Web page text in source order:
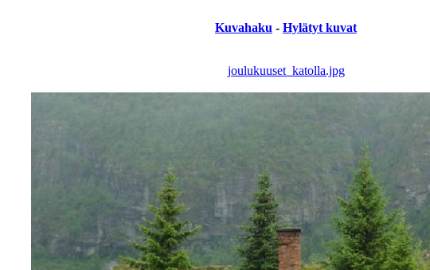
Kuvahaku - Hylätyt kuvat
joulukuuset_katolla.jpg